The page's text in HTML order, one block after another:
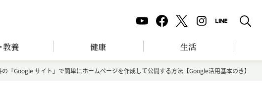
教養 健康 生活
「Google サイト」で簡単にホームページを作成して公開する方法【Google活用基本のき】